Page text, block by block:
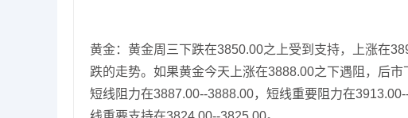
黄金：黄金周三下跌在3850.00之上受到支持，上涨在
跌的走势。如果黄金今天上涨在3888.00之下遇阻，后
短线阻力在3887.00--3888.00，短线重要阻力在